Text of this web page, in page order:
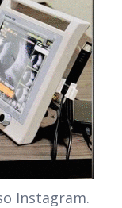
Instagram.